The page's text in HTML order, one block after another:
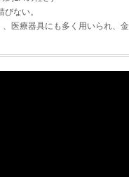
ない。
、医療器具にも多く用いられ、